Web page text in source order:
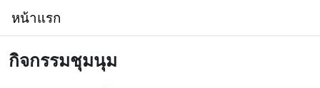
หน้าแรก
กิจกรรมชุมนุม